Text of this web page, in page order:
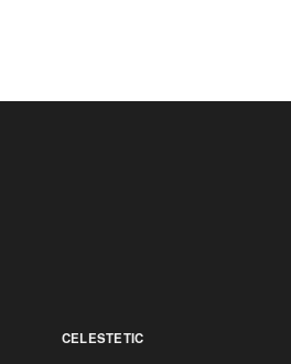
CELESTETIC